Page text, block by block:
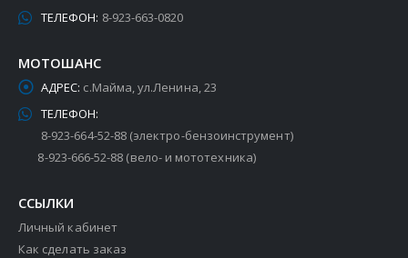
ТЕЛЕФОН: 8-923-663-0820
МОТОШАНС
АДРЕС: с.Майма, ул.Ленина, 23
ТЕЛЕФОН:
8-923-664-52-88 (электро-бензоинструмент)
8-923-666-52-88 (вело- и мототехника)
ССЫЛКИ
Личный кабинет
Как сделать заказ